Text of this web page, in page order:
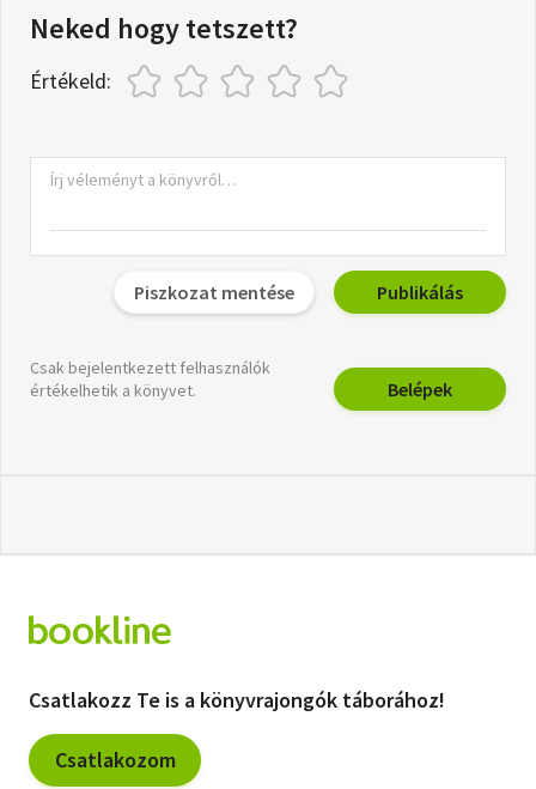
Neked hogy tetszett?
Értékeld:
Piszkozat mentése Publikálás
Csak bejelentkezett felhasználók
értékelhetik a könyvet.
Belépek
Csatlakozz Te is a könyvrajongók táborához!
Csatlakozom